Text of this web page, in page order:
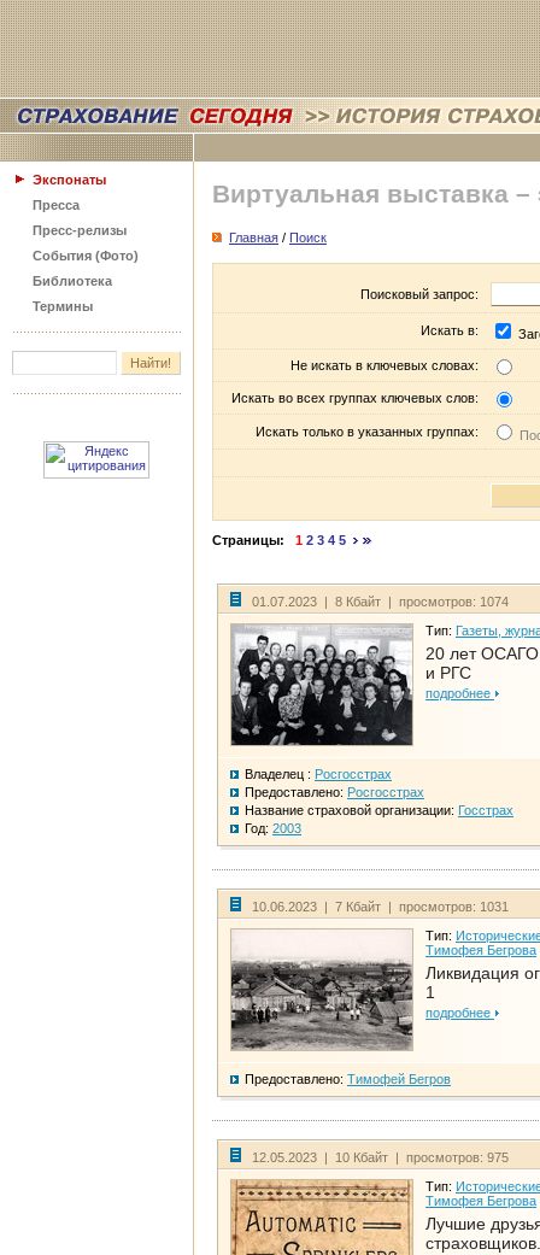
Экспонаты
Пресса
Пресс-релизы
События (Фото)
Библиотека
Термины
Виртуальная выставка –
Главная / Поиск
Поисковый запрос:
Искать в:
Не искать в ключевых словах:
Искать во всех группах ключевых слов:
Искать только в указанных группах:
Страницы: 1 2 3 4 5
01.07.2023 | 8 Кбайт | просмотров: 1074
Тип: Газеты,
20 лет
и РГС
подробнее
Владелец : Росгосстрах
Предоставлено: Росгосстрах
Название страховой организации: Госстрах
Год: 2003
10.06.2023 | 7 Кбайт | просмотров: 1031
Тип:
Тимофея Бегрова
Ликвидация
1
подробнее
Предоставлено: Тимофей Бегров
12.05.2023 | 10 Кбайт | просмотров: 975
Тип:
Тимофея Бегрова
Лучшие